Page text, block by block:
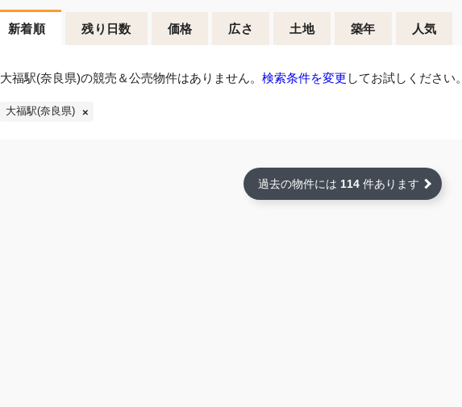
新着順 残り日数 価格 広さ 土地 築年 人気
大福駅(奈良県)の競売＆公売物件はありません。 検索条件を変更 してお試しください。
大福駅(奈良県)
過去の物件には 114 件あります